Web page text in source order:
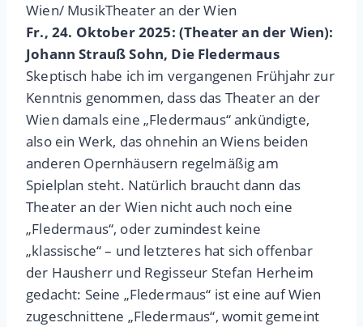
Wien/ MusikTheater an der Wien
Fr., 24. Oktober 2025: (Theater an der Wien):
Johann Strauß Sohn, Die Fledermaus
Skeptisch habe ich im vergangenen Frühjahr zur
Kenntnis genommen, dass das Theater an der
Wien damals eine „Fledermaus“ ankündigte,
also ein Werk, das ohnehin an Wiens beiden
anderen Opernhäusern regelmäßig am
Spielplan steht. Natürlich braucht dann das
Theater an der Wien nicht auch noch eine
„Fledermaus“, oder zumindest keine
„klassische“ – und letzteres hat sich offenbar
der Hausherr und Regisseur Stefan Herheim
gedacht: Seine „Fledermaus“ ist eine auf Wien
zugeschnittene „Fledermaus“, womit gemeint